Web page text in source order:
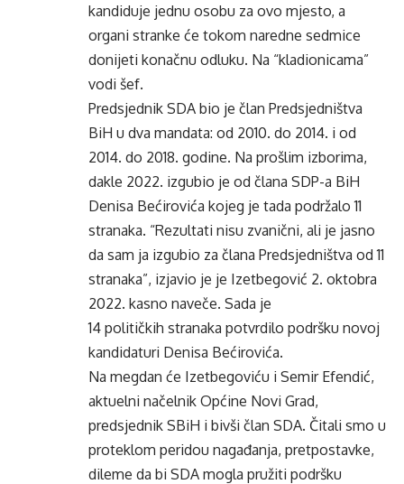
kandiduje jednu osobu za ovo mjesto, a
organi stranke će tokom naredne sedmice
donijeti konačnu odluku. Na “kladionicama”
vodi šef.
Predsjednik SDA bio je član Predsjedništva
BiH u dva mandata: od 2010. do 2014. i od
2014. do 2018. godine. Na prošlim izborima,
dakle 2022. izgubio je od člana SDP-a BiH
Denisa Bećirovića kojeg je tada podržalo 11
stranaka. “Rezultati nisu zvanični, ali je jasno
da sam ja izgubio za člana Predsjedništva od 11
stranaka”, izjavio je je Izetbegović 2. oktobra
2022. kasno naveče. Sada je
14 političkih stranaka potvrdilo podršku novoj
kandidaturi Denisa Bećirovića.
Na megdan će Izetbegoviću i Semir Efendić,
aktuelni načelnik Općine Novi Grad,
predsjednik SBiH i bivši član SDA. Čitali smo u
proteklom peridou nagađanja, pretpostavke,
dileme da bi SDA mogla pružiti podršku